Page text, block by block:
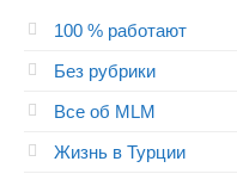
100 % работают
Без рубрики
Все об MLM
Жизнь в Турции